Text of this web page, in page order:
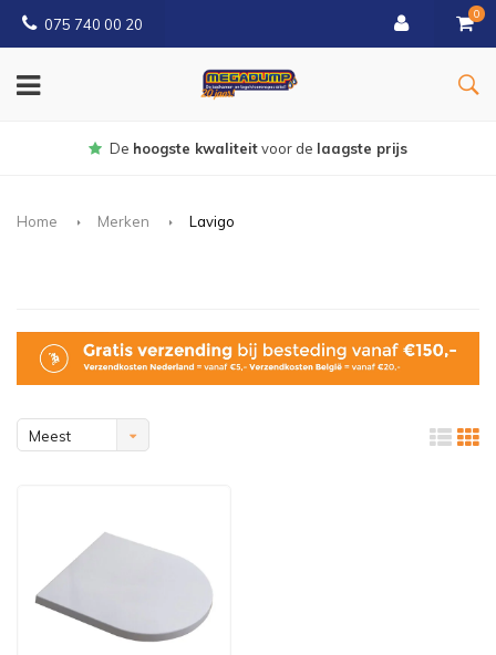
075 740 00 20
0
Gratisbezorgd vanaf € 150
Home Merken Lavigo
Meest